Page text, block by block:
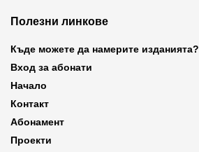
Полезни линкове
Къде можете да намерите изданията?
Вход за абонати
Начало
Контакт
Абонамент
Проекти